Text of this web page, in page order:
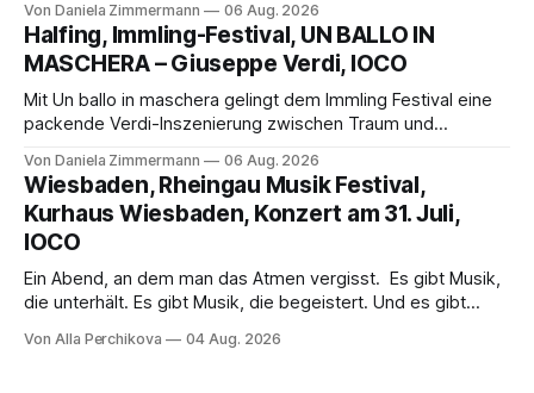
Aufführung mit starken Solisten und den Wiener
Philharmonikern, szenisch bleibt der zweite Akt jedoch
hinter den Erwartungen zurück.
Von Daniela Zimmermann 06 Aug. 2026
Halfing, Immling-Festival, UN BALLO IN
MASCHERA – Giuseppe Verdi, IOCO
Mit Un ballo in maschera gelingt dem Immling Festival eine
packende Verdi-Inszenierung zwischen Traum und
psychologische Tiefe mit starken Bildern, getragen von
einem spielfreudigen Ensemble und einer musikalisch
überzeugenden Gesamtleistung.
Von Daniela Zimmermann 06 Aug. 2026
Wiesbaden, Rheingau Musik Festival,
Kurhaus Wiesbaden, Konzert am 31. Juli,
IOCO
Ein Abend, an dem man das Atmen vergisst. Es gibt Musik,
die unterhält. Es gibt Musik, die begeistert. Und es gibt
Genau so war der Abend im Kurhaus Wiesbaden, an dem
Von Alla Perchikova 04 Aug. 2026